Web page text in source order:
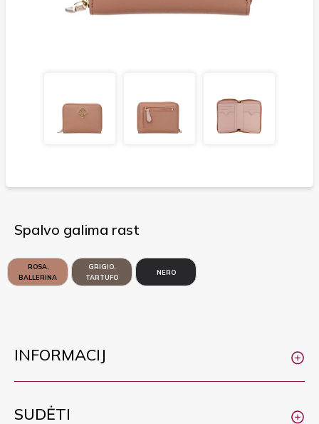
Spalvo galima rast
ROSA,
BALLERINA
GRIGIO,
TARTUFO
NERO
INFORMACIJ
SUDĖTI